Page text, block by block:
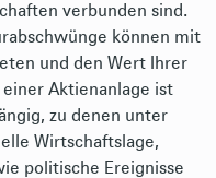
verbunden sind.
können mit
und den Wert Ihrer
Aktienanlage ist
zu denen unter
Wirtschaftslage,
politische Ereignisse